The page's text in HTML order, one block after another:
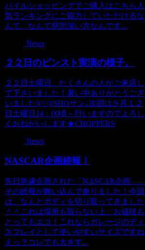
バイルショッピングでご購入はこちら人
気ランキングにご協力していただけるな
んて、なんて慈悲深い方なんです...
News
２２日のピンスト実演の様子。
２２日土曜日、たくさんの人がご来店し
て下さいました！暑い中ありがとうござ
いました!(^^)!SHOサン↓次回は９月１２
日土曜日14：00頃～行いますのでよろし
くおねがいします★CHOPPERS
News
NASCAR企画続報！
先日急遽企画された「NASCAR企画」。
その続報が舞い込んで参りました！今回
は、なんとボディを切り取ってきました
＾＾これは場所も取らない上、お値段も
とってもエコ！これならガレージのディ
スプレイとして使いやすいサイズですね
えっ？コレでも大きす...